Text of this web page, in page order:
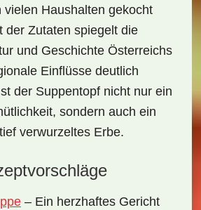
vielen Haushalten gekocht
der Zutaten spiegelt die
und Geschichte Österreichs
Einflüsse deutlich
der Suppentopf nicht nur ein
sondern auch ein
verwurzeltes Erbe.
– Ein herzhaftes Gericht